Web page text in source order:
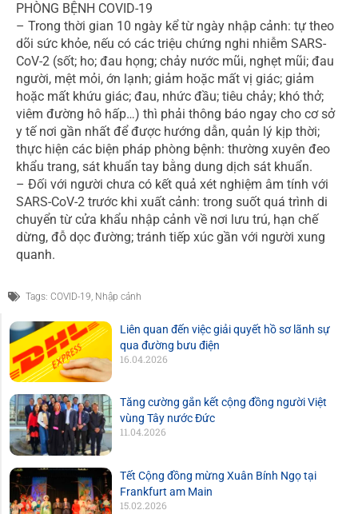
PHÒNG BỆNH COVID-19
– Trong thời gian 10 ngày kể từ ngày nhập cảnh: tự theo
dõi sức khỏe, nếu có các triệu chứng nghi nhiễm SARS-
CoV-2 (sốt; ho; đau họng; chảy nước mũi, nghẹt mũi; đau
người, mệt mỏi, ớn lạnh; giảm hoặc mất vị giác; giảm
hoặc mất khứu giác; đau, nhức đầu; tiêu chảy; khó thở;
viêm đường hô hấp…) thì phải thông báo ngay cho cơ sở
y tế nơi gần nhất để được hướng dẫn, quản lý kịp thời;
thực hiện các biện pháp phòng bệnh: thường xuyên đeo
khẩu trang, sát khuẩn tay bằng dung dịch sát khuẩn.
– Đối với người chưa có kết quả xét nghiệm âm tính với
SARS-CoV-2 trước khi xuất cảnh: trong suốt quá trình di
chuyển từ cửa khẩu nhập cảnh về nơi lưu trú, hạn chế
dừng, đỗ dọc đường; tránh tiếp xúc gần với người xung
quanh.
Tags: COVID-19 Nhập cảnh
Liên quan đến việc giải quyết hồ sơ lãnh sự
qua đường bưu điện
16.04.2026
Tăng cường gắn kết cộng đồng người Việt
vùng Tây nước Đức
11.04.2026
Tết Cộng đồng mừng Xuân Bính Ngọ tại
Frankfurt am Main
15.02.2026